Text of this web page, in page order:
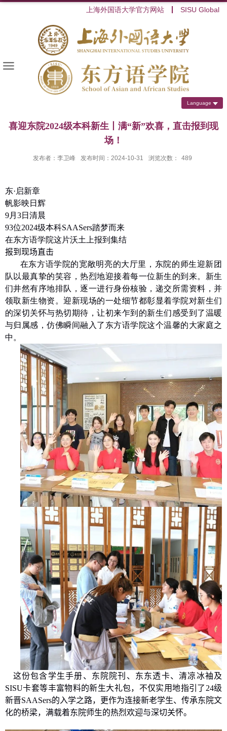
上海外国语大学官方网站 SISU Global
Language
喜迎东院2024级本科新生丨满“新”欢喜，直击报到现
场！
发布者：李卫峰 发布时间：2024-10-31 浏览次数： 489
东· 启新章
帆影映日辉
9月 3日清晨
93位2024级本科SAASers踏梦而来
在东方语学院这片沃土上报到集结
报到现场直击
在东方语学院的宽敞明亮的大厅里，东院的师生迎新团
队以最真挚的笑容，热烈地迎接着每一位新生的到来。新生
们井然有序地排队，逐一进行身份核验，递交所需资料，并
领取新生物资。迎新现场的一处细节都彰显着学院对新生们
的深切关怀与热切期待，让初来乍到的新生们感受到了温暖
与归属感，仿佛瞬间融入了东方语学院这个温馨的大家庭之
中。
这份包含学生手册、东院院刊、东东透卡、清凉冰袖及
SISU卡套等丰富物料的新生大礼包，不仅实用地指引了 24级
新晋SAASers的入学之路，更作为连接新老学生、传承东院文
化的桥梁，满载着东院师生的热烈欢迎与深切关怀。